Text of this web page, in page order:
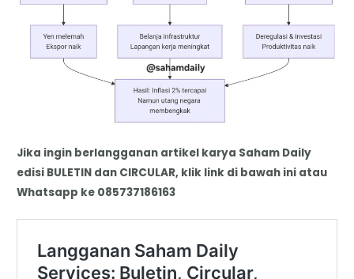
Jika ingin berlangganan artikel karya Saham Daily
edisi BULETIN dan CIRCULAR, klik link di bawah ini atau
Whatsapp ke 085737186163